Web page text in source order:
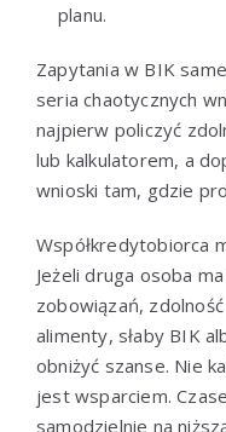
planu.
Zapytania w BIK
seria chaotycznych
najpierw policzyć
lub kalkulatorem, a
wnioski tam, gdzie
Współkredytobiorca
Jeżeli druga osoba
zobowiązań,
alimenty, słaby BIK
obniżyć szanse. Nie
jest wsparciem.
samodzielnie na